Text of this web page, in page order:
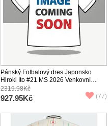
Pánský Fotbalový dres Japonsko
Hiroki Ito #21 MS 2026 Venkovní
Krátký Rukáv
2319.98Kč
927.95Kč (77)